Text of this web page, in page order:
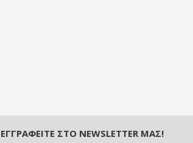
ΕΓΓΡΑΦΕΊΤΕ ΣΤΟ NEWSLETTER ΜΑΣ!